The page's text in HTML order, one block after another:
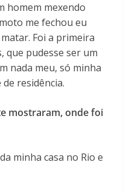
homem mexendo
me fechou eu
Foi a primeira
que pudesse ser um
nada meu, só minha
residência.
mostraram, onde foi
minha casa no Rio e